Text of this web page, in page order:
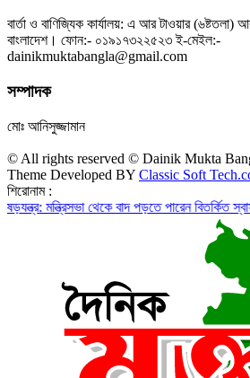
বার্তা ও বাণিজ্যিক কার্যালয়: এ আর টাওয়ার (৬ষ্টতলা)
বাংলাদেশ। ফোন:- ০১৯১৭৩২২৫২৩ ই-মেইল:-
dainikmuktabangla@gmail.com
সম্পাদক
মোঃ আনিসুজ্জামান
© All rights reserved © Dainik Mukta
Theme Developed BY Classic Soft
শিরোনাম :
থেকে বাদ পড়তে পারেন বিতর্কিত স্বাস্থ্য